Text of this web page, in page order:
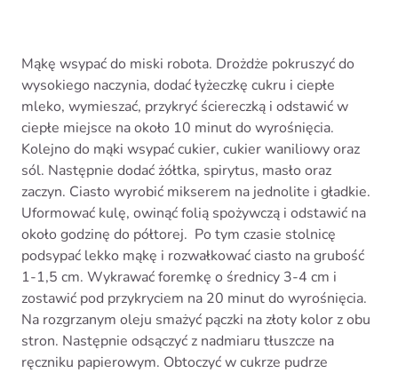
Mąkę wsypać do miski robota. Drożdże pokruszyć do
wysokiego naczynia, dodać łyżeczkę cukru i ciepłe
mleko, wymieszać, przykryć ściereczką i odstawić w
ciepłe miejsce na około 10 minut do wyrośnięcia.
Kolejno do mąki wsypać cukier, cukier waniliowy oraz
sól. Następnie dodać żółtka, spirytus, masło oraz
zaczyn. Ciasto wyrobić mikserem na jednolite i gładkie.
Uformować kulę, owinąć folią spożywczą i odstawić na
około godzinę do półtorej. Po tym czasie stolnicę
podsypać lekko mąkę i rozwałkować ciasto na grubość
1-1,5 cm. Wykrawać foremkę o średnicy 3-4 cm i
zostawić pod przykryciem na 20 minut do wyrośnięcia.
Na rozgrzanym oleju smażyć pączki na złoty kolor z obu
stron. Następnie odsączyć z nadmiaru tłuszcze na
ręczniku papierowym. Obtoczyć w cukrze pudrze